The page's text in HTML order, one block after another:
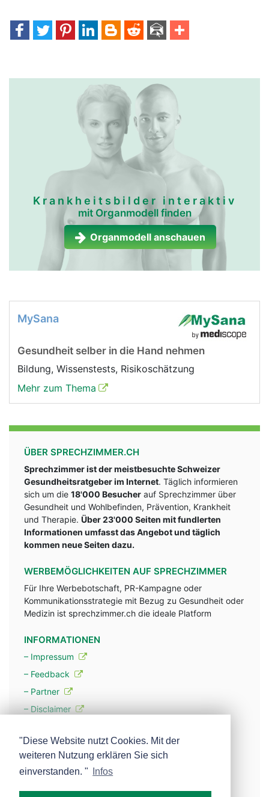
Krankheitsbilder interaktiv
mit Organmodell finden
Organmodell anschauen
MySana
Gesundheit selber in die Hand nehmen
Bildung, Wissenstests, Risikoschätzung
Mehr zum Thema
ÜBER SPRECHZIMMER.CH
Sprechzimmer ist der meistbesuchte Schweizer
Gesundheitsratgeber im Internet. Täglich informieren
sich um die 18'000 Besucher auf Sprechzimmer über
Gesundheit und Wohlbefinden, Prävention, Krankheit
und Therapie. Über 23'000 Seiten mit fundlerten
Informationen umfasst das Angebot und täglich
kommen neue Seiten dazu.
WERBEMÖGLICHKEITEN AUF SPRECHZIMMER
Für Ihre Werbebotschaft, PR-Kampagne oder
Kommunikationsstrategie mit Bezug zu Gesundheit oder
Medizin ist sprechzimmer.ch die ideale Platform
INFORMATIONEN
– Impressum
– Feedback
– Partner
– Disclaimer
– Werbung
– Mehr über unsere Experten
"Diese Website nutzt Cookies. Mit der
weiteren Nutzung erklären Sie sich
einverstanden. "
Infos